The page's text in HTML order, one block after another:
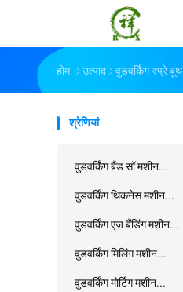
होम उत्पाद वुडवर्किंग स्प्रे बूथ
श्रेणियां
वुडवर्किंग बैंड सॉ मशीन...
वुडवर्किंग थिकनेस मशीन...
वुडवर्किंग एज बैंडिंग मशीन...
वुडवर्किंग मिलिंग मशीन...
वुडवर्किंग मोर्टिंग मशीन...